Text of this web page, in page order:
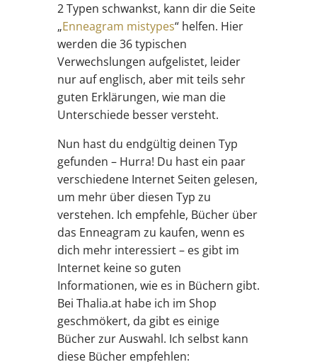
2 Typen schwankst, kann dir die Seite
„Enneagram mistypes“ helfen. Hier
werden die 36 typischen
Verwechslungen aufgelistet, leider
nur auf englisch, aber mit teils sehr
guten Erklärungen, wie man die
Unterschiede besser versteht.
Nun hast du endgültig deinen Typ
gefunden – Hurra! Du hast ein paar
verschiedene Internet Seiten gelesen,
um mehr über diesen Typ zu
verstehen. Ich empfehle, Bücher über
das Enneagram zu kaufen, wenn es
dich mehr interessiert – es gibt im
Internet keine so guten
Informationen, wie es in Büchern gibt.
Bei Thalia.at habe ich im Shop
geschmökert, da gibt es einige
Bücher zur Auswahl. Ich selbst kann
diese Bücher empfehlen: